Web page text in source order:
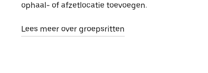
ophaal- of afzetlocatie toevoegen.
Lees meer over groepsritten